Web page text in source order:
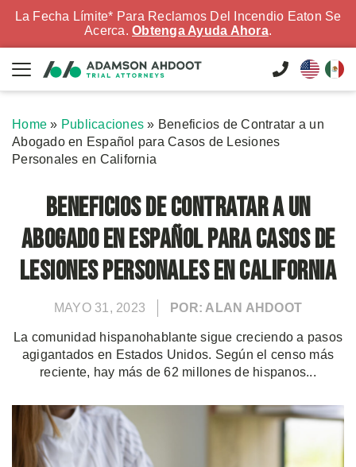
La Fecha Límite* Para Reclamos Del Incendio Eaton Se
Acerca. Obtenga Ayuda Ahora.
Home » Publicaciones » Beneficios de Contratar a un
Abogado en Español para Casos de Lesiones
Personales en California
Beneficios de Contratar a un
Abogado en Español para Casos de
Lesiones Personales en California
MAYO 31, 2023 POR: ALAN AHDOOT
La comunidad hispanohablante sigue creciendo a pasos
agigantados en Estados Unidos. Según el censo más
reciente, hay más de 62 millones de hispanos...